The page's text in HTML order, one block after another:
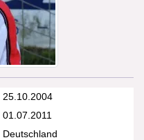
25.10.2004
01.07.2011
Deutschland